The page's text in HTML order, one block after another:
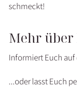
schmeckt!
Mehr
Informiert Euch auf
...oder lasst Euch